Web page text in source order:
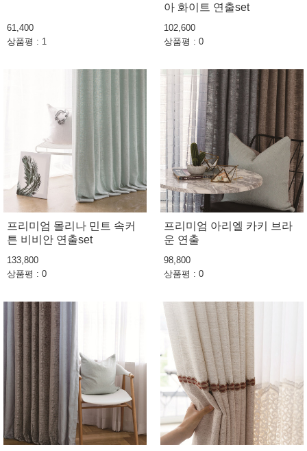
61,400
상품평 : 1
아 화이트 연출set
102,600
상품평 : 0
프리미엄 몰리나 민트 속커
튼 비비안 연출set
133,800
상품평 : 0
프리미엄 아리엘 카키 브라
운 연출
98,800
상품평 : 0